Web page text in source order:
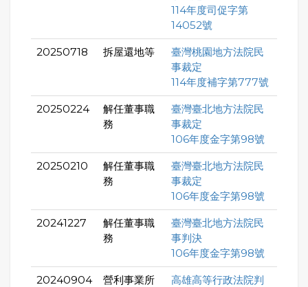
114年度司促字第
14052號
20250718 拆屋還地等
臺灣桃園地方法院民
事裁定
114年度補字第777號
20250224
解任董事職
務
臺灣臺北地方法院民
事裁定
106年度金字第98號
20250210
解任董事職
務
臺灣臺北地方法院民
事裁定
106年度金字第98號
20241227
解任董事職
務
臺灣臺北地方法院民
事判決
106年度金字第98號
20240904
營利事業所
高雄高等行政法院判